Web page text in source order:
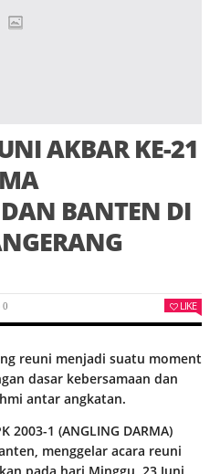
AKBAR KE-21
BANTEN DI
0 LIKE
reuni menjadi suatu moment
dasar kebersamaan dan
antar angkatan.
1 (ANGLING DARMA)
menggelar acara reuni